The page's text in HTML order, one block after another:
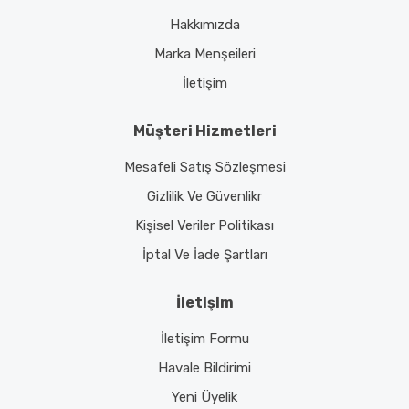
Hakkımızda
Marka Menşeileri
İletişim
Müşteri Hizmetleri
Mesafeli Satış Sözleşmesi
Gizlilik Ve Güvenlikr
Kişisel Veriler Politikası
İptal Ve İade Şartları
İletişim
İletişim Formu
Havale Bildirimi
Yeni Üyelik